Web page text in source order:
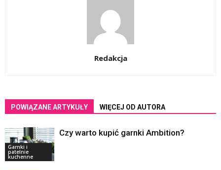
Redakcja
POWIĄZANE ARTYKUŁY WIĘCEJ OD AUTORA
Garnki i
patelnie
kuchenne
Czy warto kupić garnki Ambition?